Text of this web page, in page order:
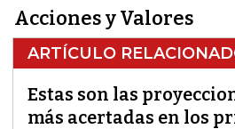
Acciones y Valores
ARTÍCULO
Estas son las
más acertadas en los